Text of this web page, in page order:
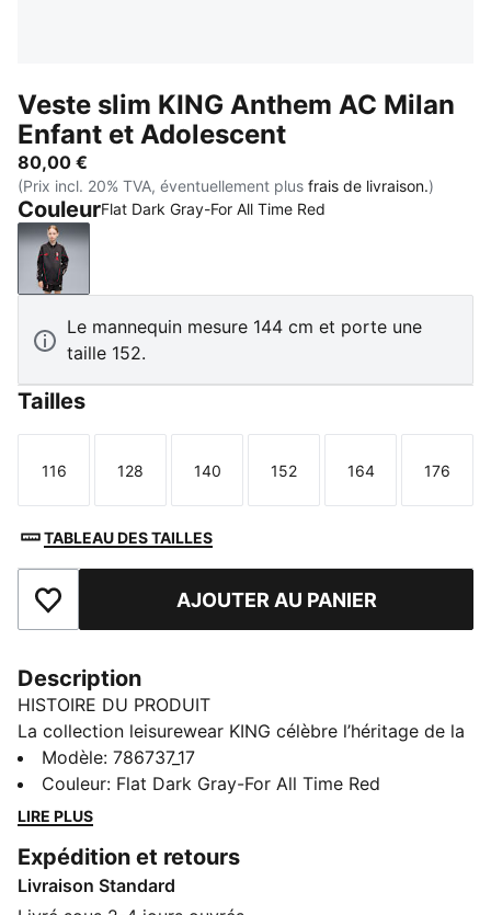
Veste slim KING Anthem AC Milan
Enfant et Adolescent
80,00 €
(Prix incl. 20% TVA, éventuellement plus frais de livraison.)
CouleurFlat Dark Gray-For All Time Red
Flat Dark Gray-For All Time Red
Le mannequin mesure 144 cm et porte une
taille 152.
Tailles
Taille
116
Taille
128
Taille
140
Taille
152
Taille
164
Taille
176
TABLEAU DES TAILLES
Ajouter aux favorisAJOUTER AU PANIER
Description
HISTOIRE DU PRODUIT
La collection leisurewear KING célèbre l’héritage de la
célèbre chaussure de football PUMA KING. Imagine
l’atmosphère : les premières notes de l’hymne, l’énergie
du tunnel, tous les regards vers l’avant. Cette veste de
au modèle porté par les Rossoneri quand l’hymne
retentit à San Siro.
Modèle: 786737_17
Couleur: Flat Dark Gray-For All Time Red
LIRE PLUS
Expédition et retours
Livraison Standard